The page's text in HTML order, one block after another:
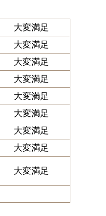
大変満足
大変満足
大変満足
大変満足
大変満足
大変満足
大変満足
大変満足
大変満足